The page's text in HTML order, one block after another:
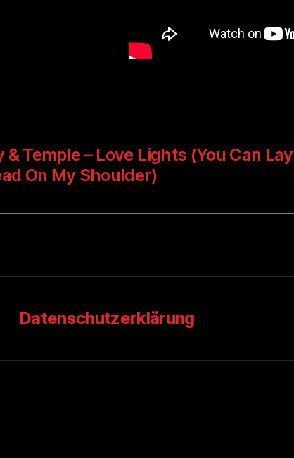
& Temple – Love Lights (You Can Lay
On My Shoulder)
Datenschutzerklärung